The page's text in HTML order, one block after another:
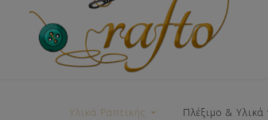
Υλικά Ραπτικής Πλέξιμο & Υλικά